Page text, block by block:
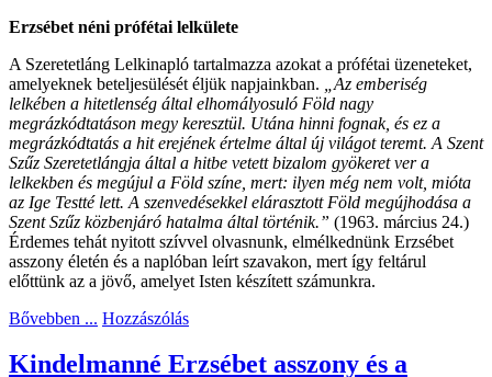
Erzsébet néni prófétai lelkülete
A Szeretetláng Lelkinapló tartalmazza azokat a prófétai üzeneteket,
amelyeknek beteljesülését éljük napjainkban. „Az emberiség
lelkében a hitetlenség által elhomályosuló Föld nagy
megrázkódtatáson megy keresztül. Utána hinni fognak, és ez a
megrázkódtatás a hit erejének értelme által új világot teremt. A Szent
Szűz Szeretetlángja által a hitbe vetett bizalom gyökeret ver a
lelkekben és megújul a Föld színe, mert: ilyen még nem volt, mióta
az Ige Testté lett. A szenvedésekkel elárasztott Föld megújhodása a
Szent Szűz közbenjáró hatalma által történik.” (1963. március 24.)
Érdemes tehát nyitott szívvel olvasnunk, elmélkednünk Erzsébet
asszony életén és a naplóban leírt szavakon, mert így feltárul
előttünk az a jövő, amelyet Isten készített számunkra.
Bővebben ... Hozzászólás
Kindelmanné Erzsébet asszony és a